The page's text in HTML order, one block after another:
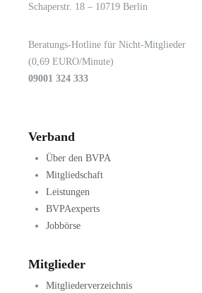
Schaperstr. 18 – 10719 Berlin
Beratungs-Hotline für Nicht-Mitglieder
(0,69 EURO/Minute)
09001 324 333
Verband
Über den BVPA
Mitgliedschaft
Leistungen
BVPAexperts
Jobbörse
Mitglieder
Mitgliederverzeichnis